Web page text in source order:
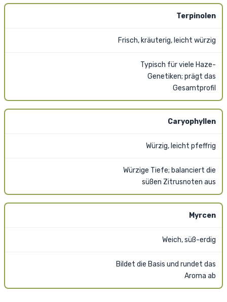
Terpinolen
Frisch, kräuterig, leicht würzig
Typisch für viele Haze-
Genetiken; prägt das
Gesamtprofil
Caryophyllen
Würzig, leicht pfeffrig
Würzige Tiefe; balanciert die
süßen Zitrusnoten aus
Myrcen
Weich, süß-erdig
Bildet die Basis und rundet das
Aroma ab